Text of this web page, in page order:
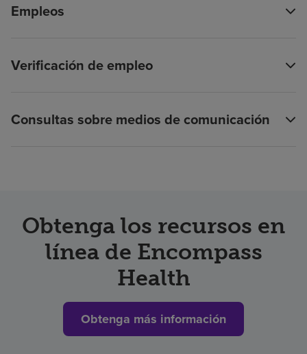
Empleos
Verificación de empleo
Consultas sobre medios de comunicación
Obtenga los recursos en
línea de Encompass
Health
Obtenga más información